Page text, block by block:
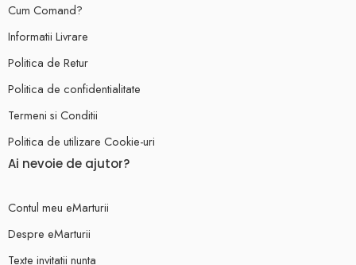
Cum Comand?
Informatii Livrare
Politica de Retur
Politica de confidentialitate
Termeni si Conditii
Politica de utilizare Cookie-uri
Ai nevoie de ajutor?
Contul meu eMarturii
Despre eMarturii
Texte invitatii nunta